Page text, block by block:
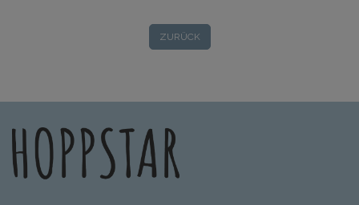
ZURÜCK